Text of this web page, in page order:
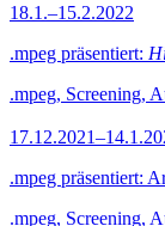
18.1.–15.2.2022
.mpeg präsentiert:
.mpeg, Screening,
.mpeg präsentiert:
.mpeg, Screening,